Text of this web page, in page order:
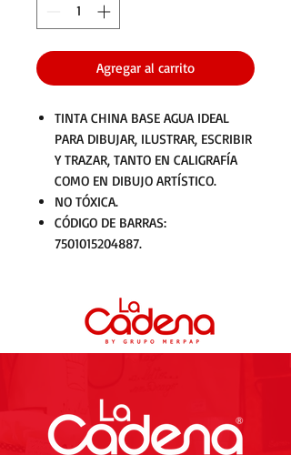
Agregar al carrito
TINTA CHINA BASE AGUA IDEAL
PARA DIBUJAR, ILUSTRAR, ESCRIBIR
Y TRAZAR, TANTO EN CALIGRAFÍA
COMO EN DIBUJO ARTÍSTICO.
NO TÓXICA.
CÓDIGO DE BARRAS:
7501015204887.